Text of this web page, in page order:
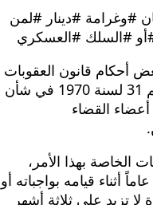
#دينار #لمن
#العسكري
قانون العقوبات
رقم 16 لسنة 1960 والقانون رقم 31 لسنة 1970 في شأن
بهذا الأمر،
بواجباته أو
على ثلاثة أشهر